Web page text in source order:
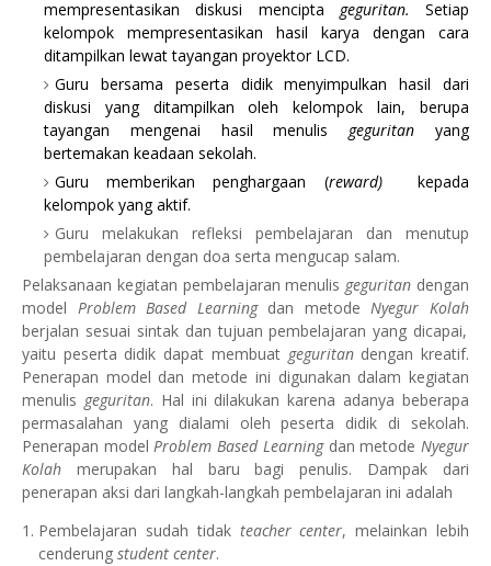
mempresentasikan diskusi mencipta geguritan. Setiap
kelompok mempresentasikan hasil karya dengan cara
ditampilkan lewat tayangan proyektor LCD.
Guru bersama peserta didik menyimpulkan hasil dari
diskusi yang ditampilkan oleh kelompok lain, berupa
tayangan mengenai hasil menulis geguritanyang
bertemakan keadaan sekolah.
Guru memberikanpenghargaan (reward)
kepada
kelompok yang aktif.
Guru melakukan refleksi pembelajaran dan menutup
pembelajaran dengan doa serta mengucap salam.
Pelaksanaan kegiatan pembelajaran menulis geguritan dengan
model Problem Based Learningdan metodeNyegur Kolah
berjalan sesuai sintak dan tujuan pembelajaran yang dicapai,
yaitu peserta didik dapat membuat geguritandengan kreatif.
Penerapan model dan metode ini digunakan dalam kegiatan
menulis geguritan. Hal ini dilakukan karena adanya beberapa
permasalahan yang dialami oleh peserta didik di sekolah.
Penerapan modelProblem Based Learningdan metodeNyegur
Kolah merupakan hal baru bagi penulis. Dampak dari
penerapan aksi dari langkah-langkah pembelajaran ini adalah
Pembelajaran sudah tidak teacher center, melainkan lebih
cenderung student center.